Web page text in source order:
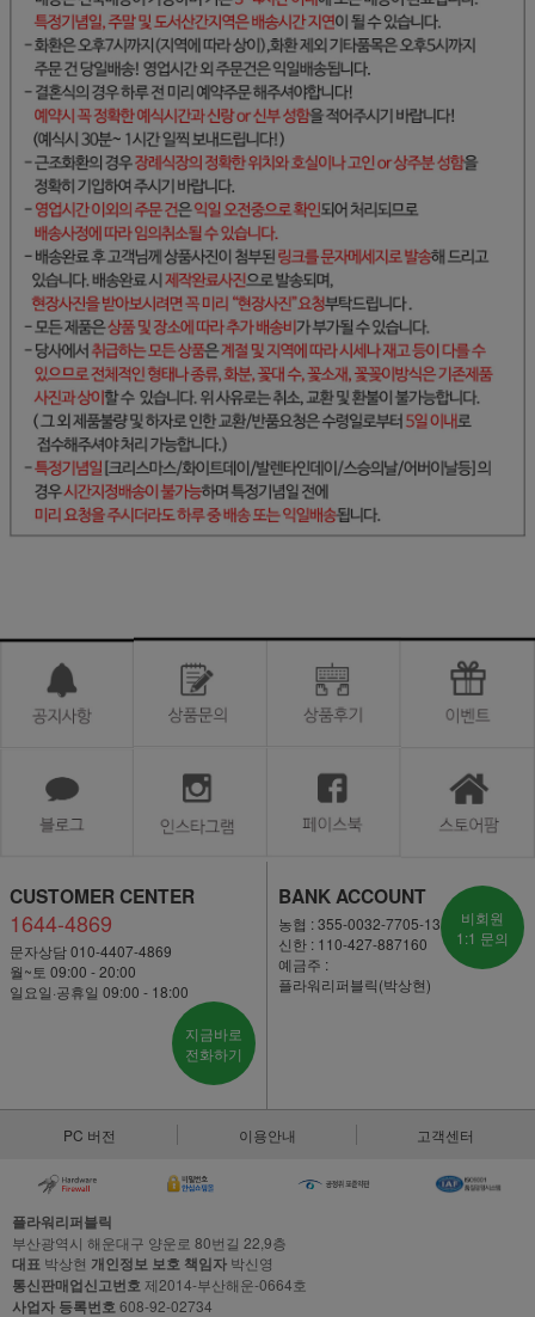
CUSTOMER CENTER
1644-4869
문자상담 010-4407-4869
월~토 09:00 - 20:00
일요일·공휴일 09:00 - 18:00
지금바로
전화하기
BANK ACCOUNT
농협 : 355-0032-7705-13
신한 : 110-427-887160
예금주 :
플라워리퍼블릭(박상현)
비회원
1:1 문의
PC 버전 이용안내 고객센터
플라워리퍼블릭
부산광역시 해운대구 양운로 80번길 22,9층
대표 박상현 개인정보 보호 책임자 박신영
통신판매업신고번호제2014-부산해운-0664호
사업자 등록번호608-92-02734